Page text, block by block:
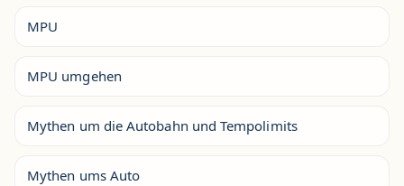
MPU
MPU umgehen
Mythen um die Autobahn und Tempolimits
Mythen ums Auto